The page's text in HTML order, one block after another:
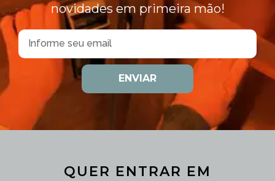
novidades em primeira mão!
ENVIAR
QUER ENTRAR EM